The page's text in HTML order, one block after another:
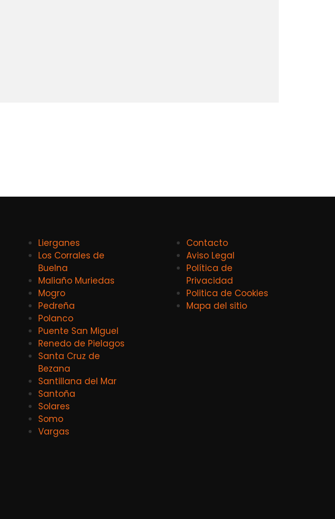
Lierganes
Los Corrales de
Buelna
Maliaño Muriedas
Mogro
Pedreña
Polanco
Puente San Miguel
Renedo de Pielagos
Santa Cruz de
Bezana
Santillana del Mar
Santoña
Solares
Somo
Vargas
Contacto
Aviso Legal
Política de
Privacidad
Politica de Cookies
Mapa del sitio